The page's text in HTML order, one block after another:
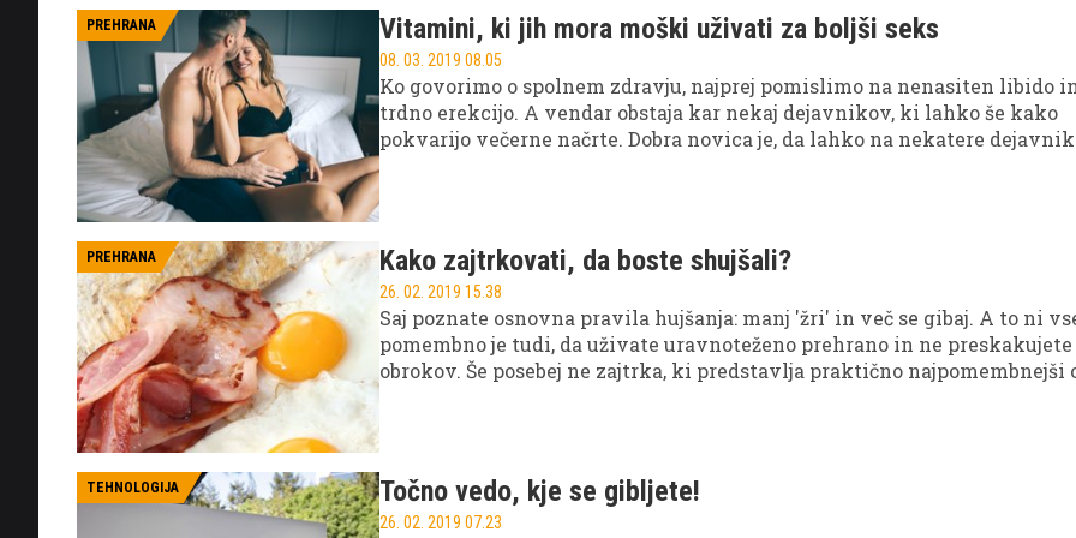
PREHRANA Vitamini, ki jih mora moški uživati za boljši seks
08. 03. 2019 08.05
Ko govorimo o spolnem zdravju, najprej pomislimo na nenasiten libido
trdno erekcijo. A vendar obstaja kar nekaj dejavnikov, ki lahko še kako
pokvarijo večerne načrte. Dobra novica je, da lahko na nekatere
PREHRANA Kako zajtrkovati, da boste shujšali?
26. 02. 2019 15.38
Saj poznate osnovna pravila hujšanja: manj 'žri' in več se gibaj. A to ni
pomembno je tudi, da uživate uravnoteženo prehrano in ne preskakujete
obrokov. Še posebej ne zajtrka, ki predstavlja praktično najpomembnejši
TEHNOLOGIJA Točno vedo, kje se gibljete!
26. 02. 2019 07.23